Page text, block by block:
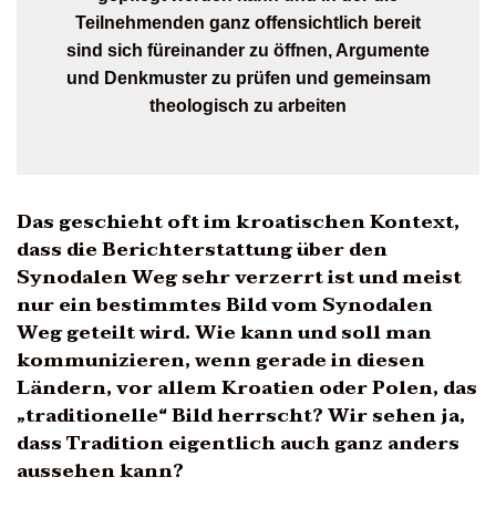
Teilnehmenden ganz offensichtlich bereit
sind sich füreinander zu öffnen, Argumente
und Denkmuster zu prüfen und gemeinsam
theologisch zu arbeiten
Das geschieht oft im kroatischen Kontext,
dass die Berichterstattung über den
Synodalen Weg sehr verzerrt ist und meist
nur ein bestimmtes Bild vom Synodalen
Weg geteilt wird. Wie kann und soll man
kommunizieren, wenn gerade in diesen
Ländern, vor allem Kroatien oder Polen, das
„traditionelle“ Bild herrscht? Wir sehen ja,
dass Tradition eigentlich auch ganz anders
aussehen kann?